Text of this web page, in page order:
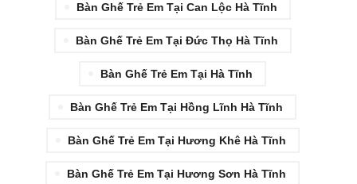
Bàn Ghế Trẻ Em Tại Can Lộc Hà Tĩnh
Bàn Ghế Trẻ Em Tại Đức Thọ Hà Tĩnh
Bàn Ghế Trẻ Em Tại Hà Tĩnh
Bàn Ghế Trẻ Em Tại Hồng Lĩnh Hà Tĩnh
Bàn Ghế Trẻ Em Tại Hương Khê Hà Tĩnh
Bàn Ghế Trẻ Em Tại Hương Sơn Hà Tĩnh